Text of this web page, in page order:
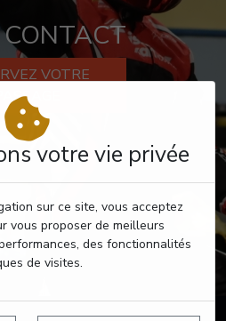
votre vie privée
sur ce site, vous acceptez
vous proposer de meilleurs
des fonctionnalités
de visites.
CONTACT
VOTRE
PASSAGE